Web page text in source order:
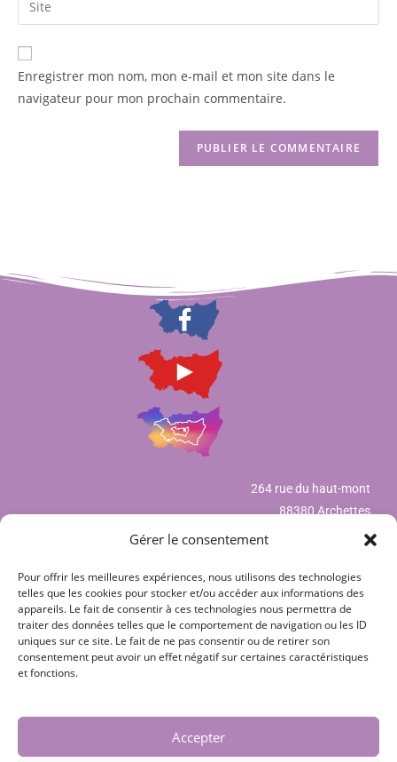
Gérer le consentement
Pour offrir les meilleures expériences, nous utilisons des technologies
telles que les cookies pour stocker et/ou accéder aux informations des
appareils. Le fait de consentir à ces technologies nous permettra de
traiter des données telles que le comportement de navigation ou les ID
uniques sur ce site. Le fait de ne pas consentir ou de retirer son
consentement peut avoir un effet négatif sur certaines caractéristiques
et fonctions.
Accepter
Enregistrer mon nom, mon e-mail et mon site dans le
navigateur pour mon prochain commentaire.
264 rue du haut-mont
88380 Archettes
Mentions légales
Déclaration de confidentialité (UE)
Politique de cookies (UE)